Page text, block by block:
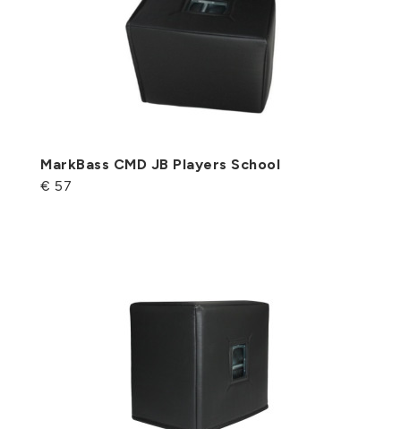
MarkBass CMD JB Players School
€ 57